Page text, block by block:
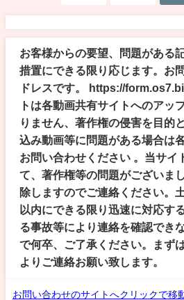
お客様からの要望、問題がある
措置にできる限り応じます。お
ドレスです。 https://
トは各動画共有サイトへのアッ
りません、著作権の侵害を目的
込み動画等に問題がある場合は
お問い合わせください 。当サイ
て、著作権等の問題がございま
除しますのでご連絡ください。
以内にできる限り迅速に対応す
る事故等により連絡を確認でき
で何卒、ご了承ください。まず
よりご連絡お願い致します。
お問い合わせのサイトへクリックで移